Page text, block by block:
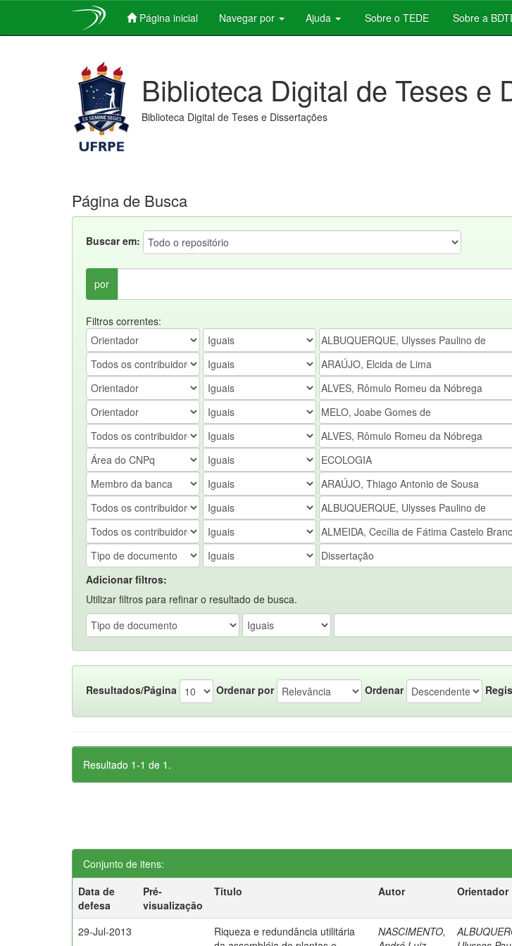
Página inicial Navegar por Ajuda Sobre o TEDE Sobre a
Biblioteca Digital de Teses e
Biblioteca Digital de Teses e Dissertações
Página de Busca
Buscar em:
por
Filtros correntes:
Adicionar filtros:
Utilizar filtros para refinar o resultado de busca.
Resultados/Página Ordenar por Ordenar
Resultado 1-1 de 1.
Conjunto de itens:
Data de
defesa
Pré-
visualização
Título Autor Orientador
29-Jul-2013
Riqueza e redundância utilitária
NASCIMENTO,